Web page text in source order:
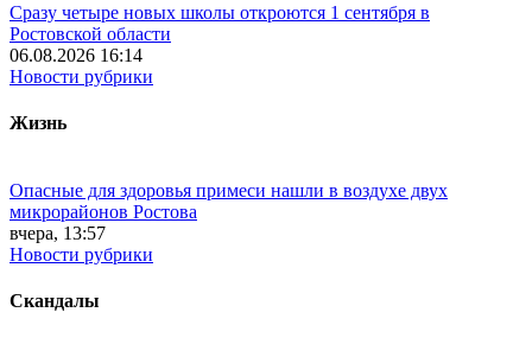
Сразу четыре новых школы откроются 1 сентября в
Ростовской области
06.08.2026 16:14
Новости рубрики
Жизнь
Опасные для здоровья примеси нашли в воздухе двух
микрорайонов Ростова
вчера, 13:57
Новости рубрики
Скандалы